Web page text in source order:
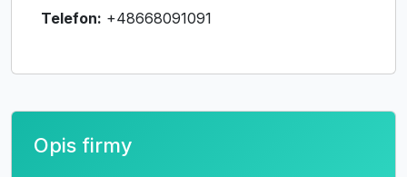
Telefon: +48668091091
Opis firmy